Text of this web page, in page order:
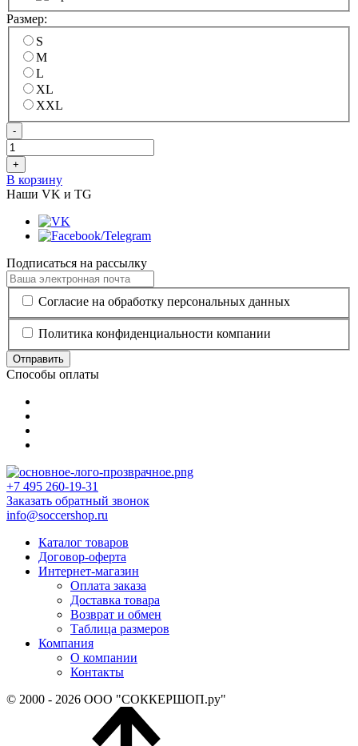
Размер:
S
M
L
XL
XXL
-
+
В корзину
Наши VK и TG
Подписаться на рассылку
Согласие на обработку персональных данных
Политика конфиденциальности компании
Отправить
Способы оплаты
+7 495 260-19-31
Заказать обратный звонок
info@soccershop.ru
Каталог товаров
Договор-оферта
Интернет-магазин
Оплата заказа
Доставка товара
Возврат и обмен
Таблица размеров
Компания
О компании
Контакты
© 2000 - 2026 ООО "СОККЕРШОП.ру"